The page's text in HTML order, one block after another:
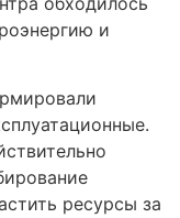
и
ресурсы за